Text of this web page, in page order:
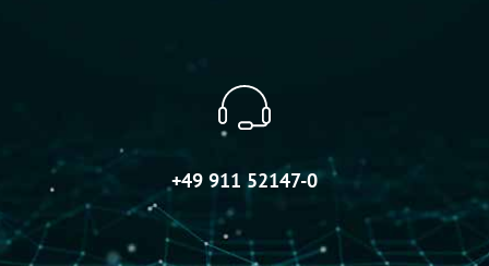
+49 911 52147-0